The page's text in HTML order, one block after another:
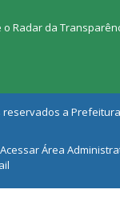
o Radar da
a
Acessar Área